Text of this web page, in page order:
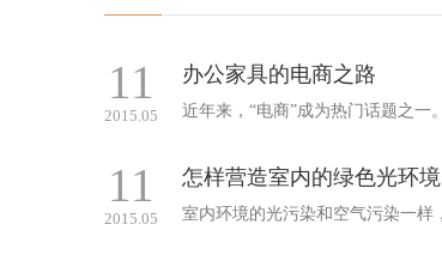
11
2015.05
办公家具的电商之路
11
2015.05
怎样营造室内的绿色光环境